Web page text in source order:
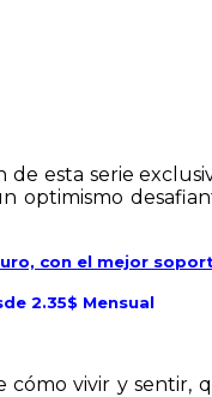
de esta serie
optimismo
con el mejor
2.35$ Mensual
vivir y